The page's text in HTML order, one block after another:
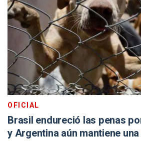
OFICIAL
Brasil endureció las penas
y Argentina aún mantiene